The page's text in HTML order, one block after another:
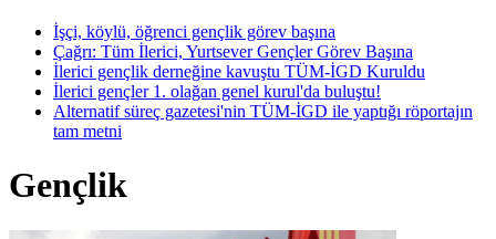
İşçi, köylü, öğrenci gençlik görev başına
Çağrı: Tüm İlerici, Yurtsever Gençler Görev Başına
İlerici gençlik derneğine kavuştu TÜM-İGD Kuruldu
İlerici gençler 1. olağan genel kurul'da buluştu!
Alternatif süreç gazetesi'nin TÜM-İGD ile yaptığı röportajın
tam metni
Gençlik